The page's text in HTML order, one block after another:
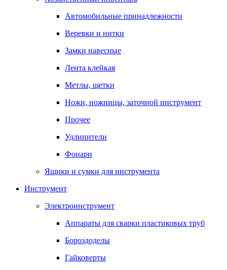
Автомобильные принадлежности
Веревки и нитки
Замки навесные
Лента клейкая
Метлы, щетки
Ножи, ножницы, заточной инструмент
Прочее
Удлинители
Фонари
Ящики и сумки для инструмента
Инструмент
Электроинструмент
Аппараты для сварки пластиковых труб
Бороздоделы
Гайковерты